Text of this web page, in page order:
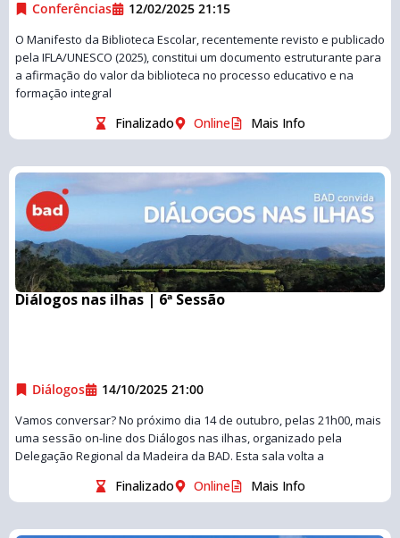
Conferências 12/02/2025 21:15
O Manifesto da Biblioteca Escolar, recentemente revisto e publicado
pela IFLA/UNESCO (2025), constitui um documento estruturante para
a afirmação do valor da biblioteca no processo educativo e na
formação integral
Finalizado Online Mais Info
Diálogos nas ilhas | 6ª Sessão
Diálogos 14/10/2025 21:00
Vamos conversar? No próximo dia 14 de outubro, pelas 21h00, mais
uma sessão on-line dos Diálogos nas ilhas, organizado pela
Delegação Regional da Madeira da BAD. Esta sala volta a
Finalizado Online Mais Info